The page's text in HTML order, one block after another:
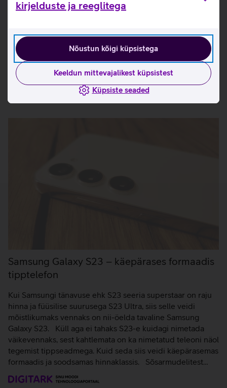
kirjelduste ja reeglitega
Nõustun kõigi küpsistega
Keeldun mittevajalikest küpsistest
Küpsiste seaded
Tootja kasutusjuhend nutitelefonidele Samsung
Galaxy S23_EST
Tutvu nutitelefoni Samsung Galaxy S23 omaduste ja
kasutusviisidega tootja kodulehel
Telefoni Samsung Galaxy S23 seadistamise juhised
Seotud artiklid ja videod
Samsung Galaxy S23 – käepärases formaadis
tipptelefon
Kui Samsungi tänavuse ehk S23 seeria superstaar on raju
hinna ja füüsilise suurusega S23 Ultra, siis selle veidi
mõistlikumaks vennaks on nii-öelda tavaline Samsung
Galaxy S23. Küll aga ei tahaks S23-e kuidagi nimetada
väikevennaks, sest kahtlemata on ka nimetatud teleoni näol
tegemist tippseadmega. Kuid seda siis veidi käepärasemas
formaadis ja soodsamas hinnaklassis. Sõsarmudelitest…